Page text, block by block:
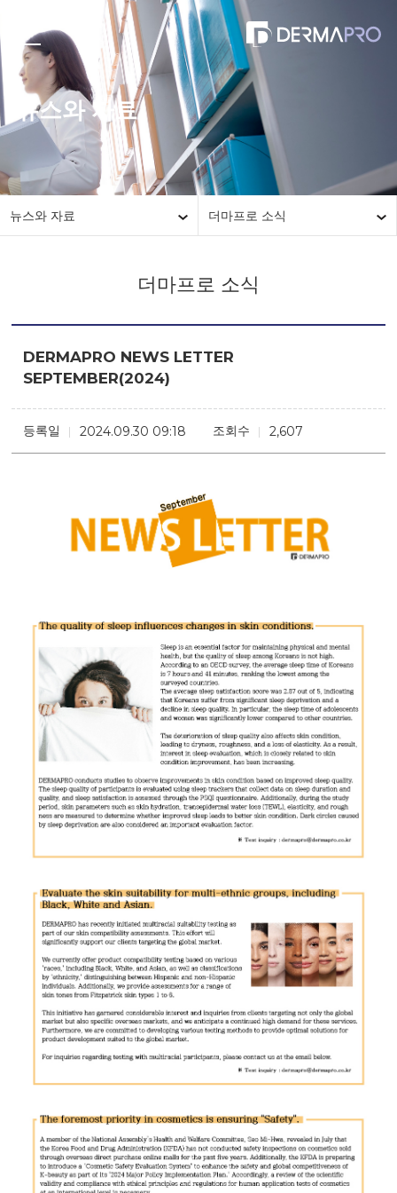
뉴스와 자료
뉴스와 자료 더마프로 소식
더마프로 소식
DERMAPRO NEWS LETTER
SEPTEMBER(2024)
등록일 2024.09.30 09:18 조회수 2,607